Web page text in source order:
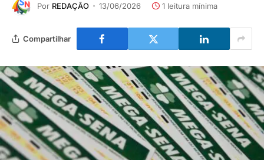
Por REDAÇÃO 13/06/2026 1 leitura mínima
Compartilhar